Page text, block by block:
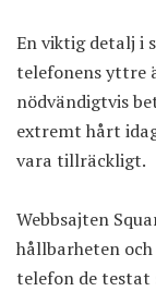
En viktig detalj i
telefonens yttre
nödvändigtvis
extremt hårt
vara tillräckligt.
Webbsajten
hållbarheten
telefon de testat